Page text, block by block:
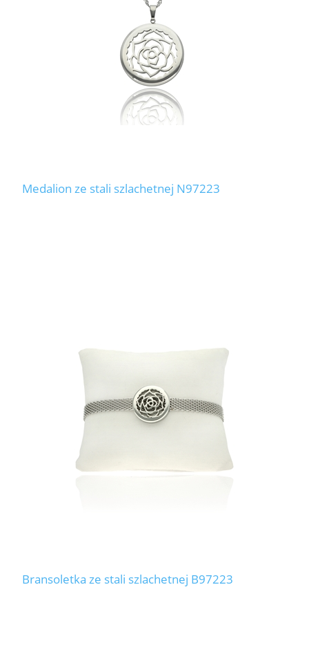
Medalion ze stali szlachetnej N97223
Bransoletka ze stali szlachetnej B97223